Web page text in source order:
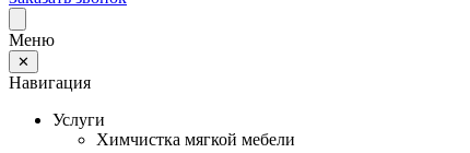
Меню
✕
Навигация
Услуги
Химчистка мягкой мебели